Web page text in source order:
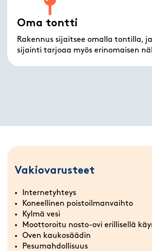
Oma tontti
Rakennus sijaitsee omalla tontilla,
sijainti tarjoaa myös erinomaisen
Vakiovarusteet
Internetyhteys
Koneellinen poistoilmanvaihto
Kylmä vesi
Moottoroitu nosto-ovi erillisellä
Oven kaukosäädin
Pesumahdollisuus